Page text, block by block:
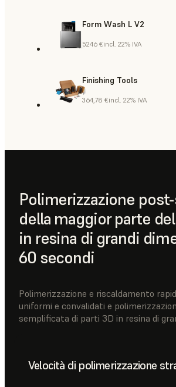
Form Wash L V2
5246 €incl. 22% IVA
Finishing Tools
364,78 €incl. 22% IVA
Polimerizzazione
della maggior parte
in resina di grandi
60 secondi
Polimerizzazione e riscaldamento
uniformi e convalidati e
semplificata di parti 3D in resina di
Velocità di polimerizzazione